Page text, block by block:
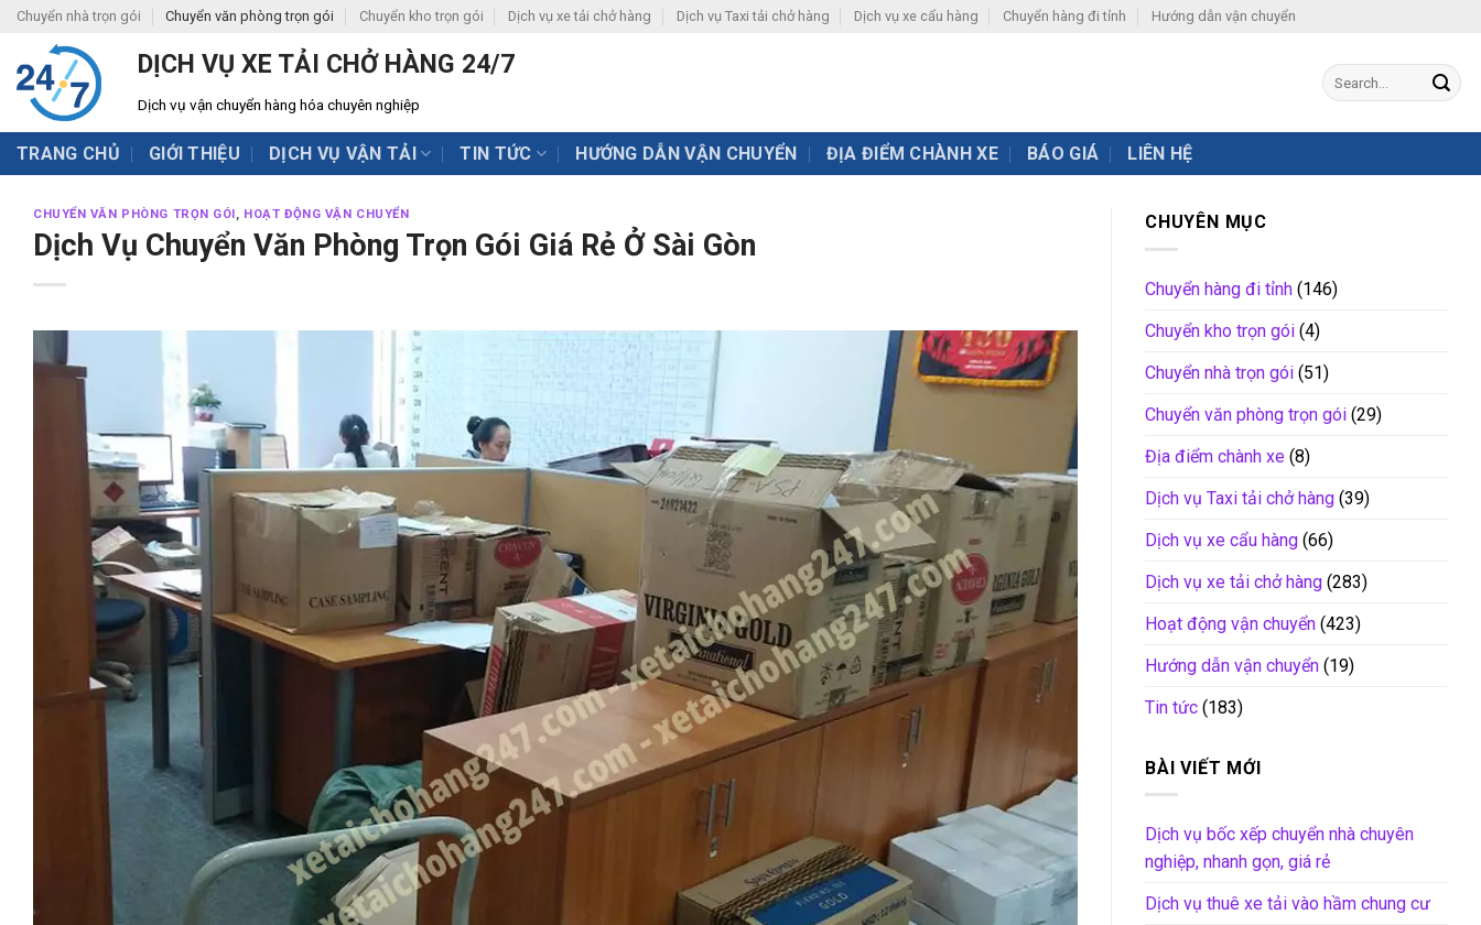
Skip
content
Chuyển nhà trọn gói Chuyển văn phòng trọn gói Chuyển kho trọn gói Dịch vụ xe tải chở hàng Dịch vụ Taxi tải chở hàng Dịch vụ xe cẩu hàng Chuyển hàng đi tỉnh Hướng dẫn vận chuyển
DỊCH VỤ XE TẢI CHỞ HÀNG 24/7
Dịch vụ vận chuyển hàng hóa chuyên nghiệp
TRANG CHỦ GIỚI THIỆU DỊCH VỤ VẬN TẢI TIN TỨC HƯỚNG DẪN VẬN CHUYỂN ĐỊA ĐIỂM CHÀNH XE BÁO GIÁ LIÊN HỆ
CHUYỂN VĂN PHÒNG TRỌN GÓI, HOẠT ĐỘNG VẬN CHUYỂN
Dịch Vụ Chuyển Văn Phòng Trọn Gói Giá Rẻ Ở Sài Gòn
CHUYÊN MỤC
Chuyển hàng đi tỉnh (146)
Chuyển kho trọn gói (4)
Chuyển nhà trọn gói (51)
Chuyển văn phòng trọn gói (29)
Địa điểm chành xe (8)
Dịch vụ Taxi tải chở hàng (39)
Dịch vụ xe cẩu hàng (66)
Dịch vụ xe tải chở hàng (283)
Hoạt động vận chuyển (423)
Hướng dẫn vận chuyển (19)
Tin tức (183)
BÀI VIẾT MỚI
Dịch vụ bốc xếp chuyển nhà chuyên
nghiệp, nhanh gọn, giá rẻ
Dịch vụ thuê xe tải vào hầm chung cư